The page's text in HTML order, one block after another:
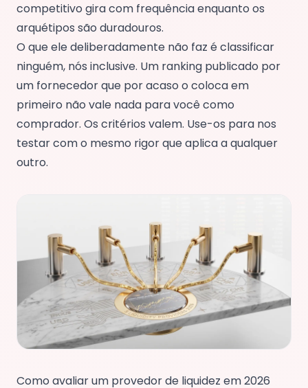
competitivo gira com frequência enquanto os
arquétipos são duradouros.
O que ele deliberadamente não faz é classificar
ninguém, nós inclusive. Um ranking publicado por
um fornecedor que por acaso o coloca em
primeiro não vale nada para você como
comprador. Os critérios valem. Use-os para nos
testar com o mesmo rigor que aplica a qualquer
outro.
Como avaliar um provedor de liquidez em 2026